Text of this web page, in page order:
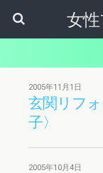
女
2005年11月1日
玄関リフ
子〉
2005年10月4日